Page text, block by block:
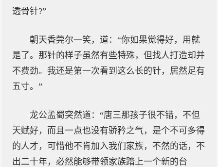
透骨针?”
朝天香莞尔一笑，道：“你如果觉得好，用就
是了。那针的样子虽然有些特殊，但找人打造却并
不费劲。我还是第一次看到这么长的针，居然足有
五寸。”
龙公孟蜀突然道：“唐三那孩子很不错，不但
天赋好，而且一点也没有骄矜之气，是个不可多得
的人才，可惜他不肯加入我们家族，不然的话，不
出二十年，必然能够带领家族踏上一个新的台